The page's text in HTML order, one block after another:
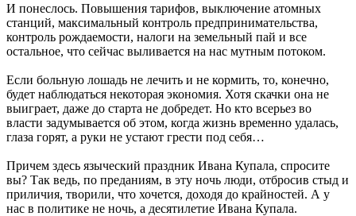
И понеслось. Повышения тарифов, выключение атомных
станций, максимальный контроль предпринимательства,
контроль рождаемости, налоги на земельный пай и все
остальное, что сейчас выливается на нас мутным потоком.
Если больную лошадь не лечить и не кормить, то, конечно,
будет наблюдаться некоторая экономия. Хотя скачки она не
выиграет, даже до старта не добредет. Но кто всерьез во
власти задумывается об этом, когда жизнь временно удалась,
глаза горят, а руки не устают грести под себя…
Причем здесь языческий праздник Ивана Купала, спросите
вы? Так ведь, по преданиям, в эту ночь люди, отбросив стыд и
приличия, творили, что хочется, доходя до крайностей. А у
нас в политике не ночь, а десятилетие Ивана Купала.